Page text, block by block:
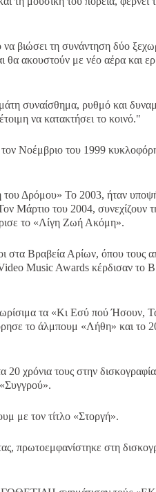
να βιώσει τη συνάντηση δύο
θα ακουστούν με νέο αέρα και
συναίσθημα, ρυθμό και
να κατακτήσει το κοινό."
Νοέμβριο του 1999
Δρόμου» Το 2003, ήταν
Μάρτιο του 2004, συνεχίζουν
το «Λίγη Ζωή Ακόμη».
στα Βραβεία Αρίων, όπου τους
Music Awards κέρδισαν το
τα «Κι Εσύ πού Ήσουν,
το άλμπουμ «Λήθη» και το
χρόνια τους στην
με τον τίτλο «Στοργή».
πρωτοεμφανίστηκε στη